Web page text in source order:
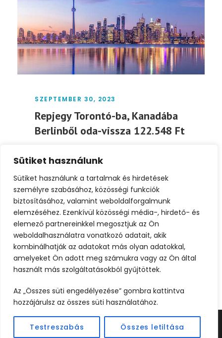
Sütiket használunk
Sütiket használunk a tartalmak és hirdetések
személyre szabásához, közösségi funkciók
biztosításához, valamint weboldalforgalmunk
elemzéséhez. Ezenkívül közösségi média-, hirdető- és
elemező partnereinkkel megosztjuk az Ön
weboldalhasználatra vonatkozó adatait, akik
kombinálhatják az adatokat más olyan adatokkal,
amelyeket Ön adott meg számukra vagy az Ön által
használt más szolgáltatásokból gyűjtöttek.
Az „Összes süti engedélyezése” gombra kattintva
hozzájárulsz az összes süti használatához.
Testreszabás Összes letiltása
SZEPTEMBER 30, 2023
Repjegy Torontó-ba, Kanadába
Berlinből oda-vissza 122.548 Ft
Izgalmas látnivalókkal, szórakoztató
fesztiválokkal és hatalmas épületeivel a
város hangulatos...
Tovább